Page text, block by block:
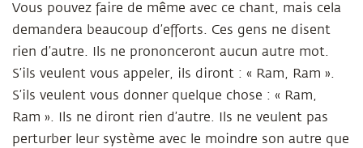
Vous pouvez faire de même avec ce chant, mais cela
demandera beaucoup d’efforts. Ces gens ne disent
rien d’autre. Ils ne prononceront aucun autre mot.
S’ils veulent vous appeler, ils diront : « Ram, Ram ».
S’ils veulent vous donner quelque chose : « Ram,
Ram ». Ils ne diront rien d’autre. Ils ne veulent pas
perturber leur système avec le moindre son autre que